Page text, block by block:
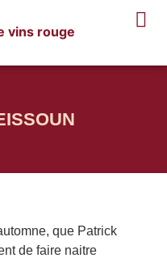
que Patrick
de faire naitre